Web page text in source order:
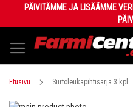
Content
PÄIVITÄMME JA LISÄÄMME
Etusivu Siirtoleukapihtisarja 3 kpl